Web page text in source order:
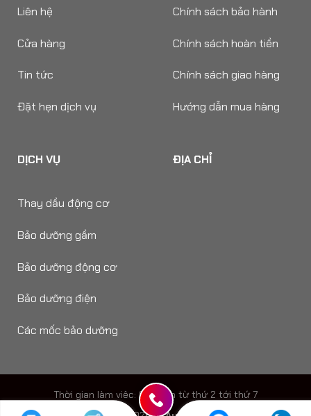
Liên hệ
Cửa hàng
Tin tức
Đặt hẹn dịch vụ
Chính sách bảo hành
Chính sách hoàn tiền
Chính sách giao hàng
Hướng dẫn mua hàng
DỊCH VỤ
Thay dầu động cơ
Bảo dưỡng gầm
Bảo dưỡng động cơ
Bảo dưỡng điện
Các mốc bảo dưỡng
ĐỊA CHỈ
Thời gian làm viêc: 8h - 18h từ thứ 2 tới thứ 7